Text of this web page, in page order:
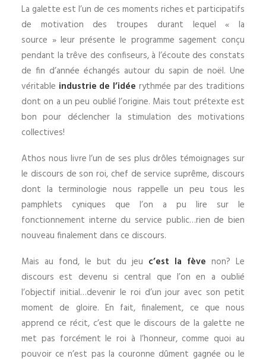
La galette est l’un de ces moments riches et participatifs
de motivation des troupes durant lequel « la
source » leur présente le programme sagement conçu
pendant la trêve des confiseurs, à l’écoute des constats
de fin d’année échangés autour du sapin de noël. Une
véritable industrie de l’idée rythmée par des traditions
dont on a un peu oublié l’origine. Mais tout prétexte est
bon pour déclencher la stimulation des motivations
collectives!
Athos nous livre l’un de ses plus drôles témoignages sur
le discours de son roi, chef de service suprême, discours
dont la terminologie nous rappelle un peu tous les
pamphlets cyniques que l’on a pu lire sur le
fonctionnement interne du service public…rien de bien
nouveau finalement dans ce discours.
Mais au fond, le but du jeu c’est la fève non? Le
discours est devenu si central que l’on en a oublié
l’objectif initial…devenir le roi d’un jour avec son petit
moment de gloire. En fait, finalement, ce que nous
apprend ce récit, c’est que le discours de la galette ne
met pas forcément le roi à l’honneur, comme quoi au
pouvoir ce n’est pas la couronne dûment gagnée ou le